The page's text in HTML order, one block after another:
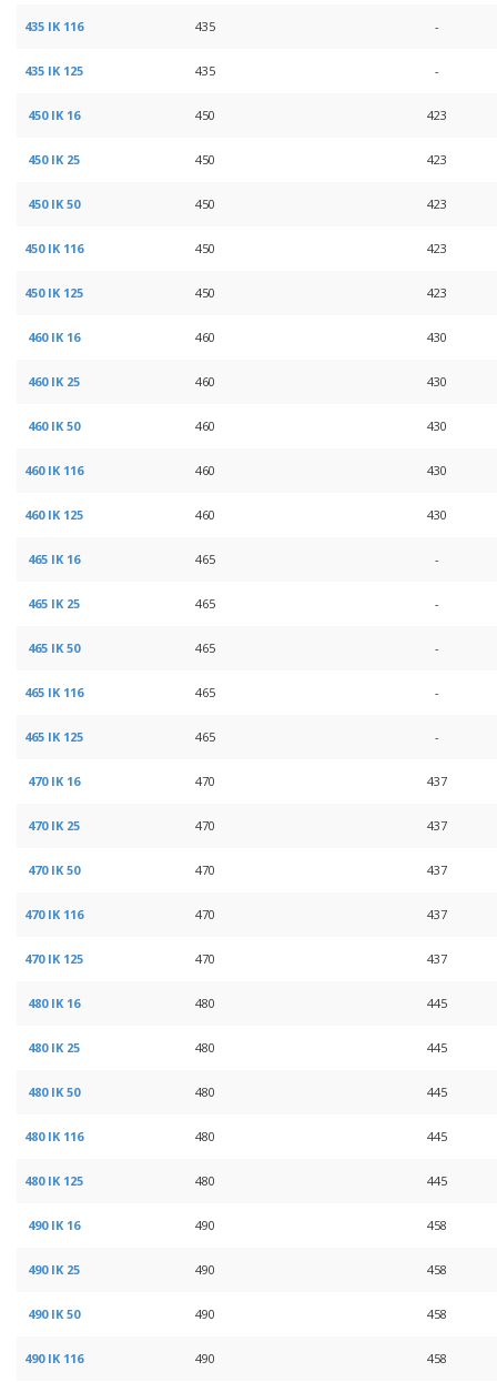
435 IK 116 435 -
435 IK 125 435 -
450 IK 16 450 423
450 IK 25 450 423
450 IK 50 450 423
450 IK 116 450 423
450 IK 125 450 423
460 IK 16 460 430
460 IK 25 460 430
460 IK 50 460 430
460 IK 116 460 430
460 IK 125 460 430
465 IK 16 465 -
465 IK 25 465 -
465 IK 50 465 -
465 IK 116 465 -
465 IK 125 465 -
470 IK 16 470 437
470 IK 25 470 437
470 IK 50 470 437
470 IK 116 470 437
470 IK 125 470 437
480 IK 16 480 445
480 IK 25 480 445
480 IK 50 480 445
480 IK 116 480 445
480 IK 125 480 445
490 IK 16 490 458
490 IK 25 490 458
490 IK 50 490 458
490 IK 116 490 458